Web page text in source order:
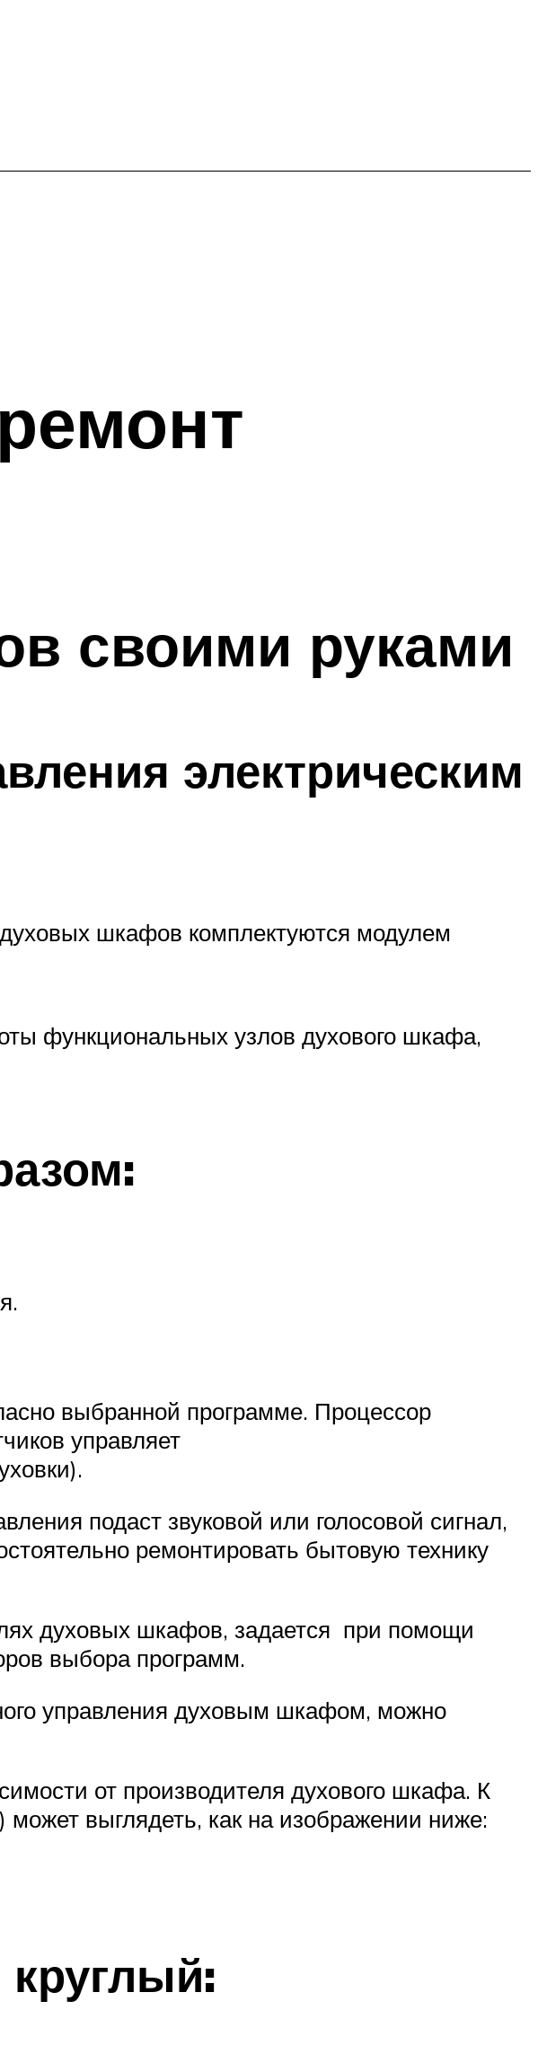
своими руками
электрическим
шкафов комплектуются модулем
функциональных узлов духового шкафа,
выбранной программе. Процессор
управляет
подаст звуковой или голосовой сигнал,
ремонтировать бытовую технику
духовых шкафов, задается при помощи
выбора программ.
управления духовым шкафом, можно
от производителя духового шкафа. К
может выглядеть, как на изображении ниже: